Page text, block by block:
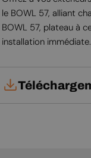
le BOWL 57, alliant
BOWL 57, plateau à
installation immédiate.